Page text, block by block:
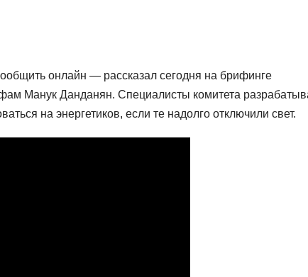
онлайн — рассказал сегодня на брифинге
Манук Данданян. Специалисты комитета
на энергетиков, если те надолго отключили свет.